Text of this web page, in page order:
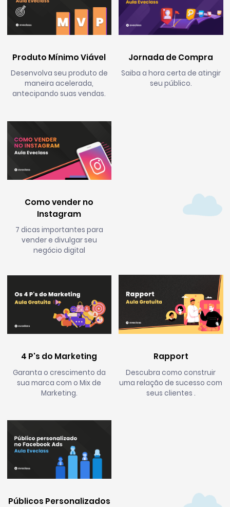
Produto Mínimo Viável
Desenvolva seu produto de
maneira acelerada,
antecipando suas vendas.
Jornada de Compra
Saiba a hora certa de atingir
seu público.
Como vender no
Instagram
7 dicas importantes para
vender e divulgar seu
negócio digital
4 P's do Marketing
Garanta o crescimento da
sua marca com o Mix de
Marketing.
Rapport
Descubra como construir
uma relação de sucesso com
seus clientes .
Públicos Personalizados